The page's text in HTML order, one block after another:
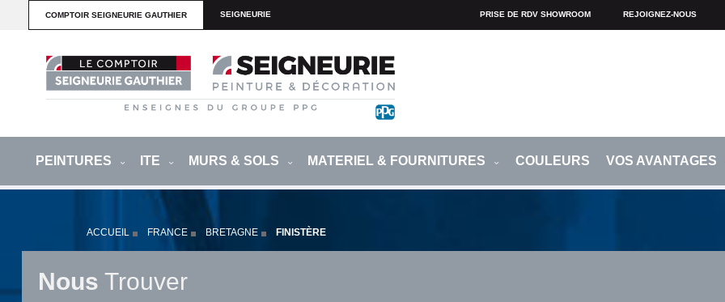
COMPTOIR SEIGNEURIE GAUTHIER SEIGNEURIE PRISE DE RDV SHOWROOM REJOIGNEZ-NOUS
PEINTURES ITE MURS & SOLS MATERIEL & FOURNITURES COULEURS VOS AVANTAGES
ACCUEIL FRANCE BRETAGNE FINISTÈRE
Nous Trouver